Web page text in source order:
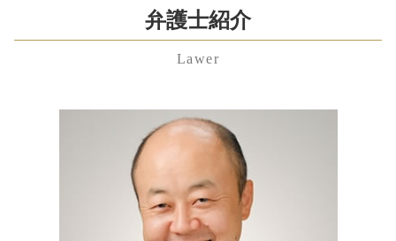
親権 父親 勝ち取る
養育費 相場 計算
事業承継 個人
会社法 内部統制
事業譲渡 契約書
相続 順位
相続財産 寄付
公正証書遺言 作り方
相続 手続き 期限
労働問題 相談
雇用契約書 残業代 記載なし
労働問題 弁護士 費用
労働問題 弁護士
労働問題 弁護士 東京
神奈川県 不当解雇 弁護士 相談
神奈川県 顧問弁護士 弁護士 相談
埼玉県 慰謝料 弁護士 相談
東京都 不当解雇 弁護士 相談
東京都 遺言書 弁護士 相談
埼玉県 不貞行為 弁護士 相談
渋谷区 親権 弁護士 相談
神奈川県 相続 弁護士 相談
渋谷区 離婚 弁護士 相談
弁護士紹介
Lawer